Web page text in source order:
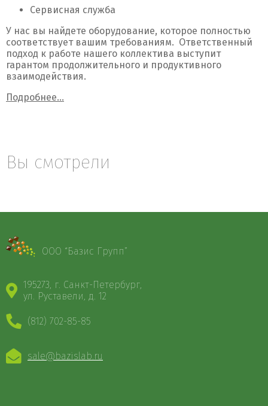
Сервисная служба
У нас вы найдете оборудование, которое полностью
соответствует вашим требованиям. Ответственный
подход к работе нашего коллектива выступит
гарантом продолжительного и продуктивного
взаимодействия.
Подробнее...
Вы смотрели
ООО “Базис Групп”
195273, г. Санкт-Петербург,
ул. Руставели, д. 12
(812) 702-85-85
sale@bazislab.ru